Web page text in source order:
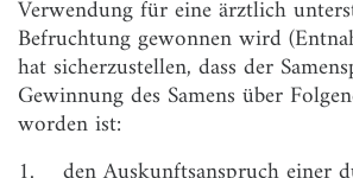
§ 1
Samenspenderregister
§ 2
Pflichten der
Gewinnung von Samen zur
Verwendung für eine
von Samen zur heterologen
Verwendung für eine ärztlich
Befruchtung gewonnen wird
hat sicherzustellen, dass der
Gewinnung des Samens über
worden ist: